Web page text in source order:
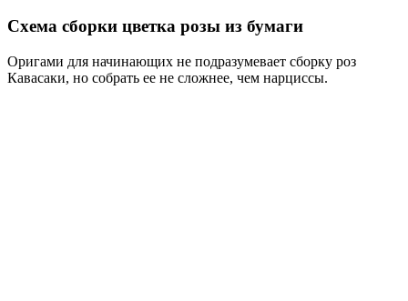
Схема сборки цветка розы из бумаги
Оригами для начинающих не подразумевает сборку роз
Кавасаки, но собрать ее не сложнее, чем нарциссы.